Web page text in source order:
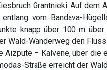
Grantnieki. Auf dem
entlang vom Bandava-
knapp über 100 m
Wald-Wanderweg den
Aizpute – Kalvene, über die
Straße erreicht der